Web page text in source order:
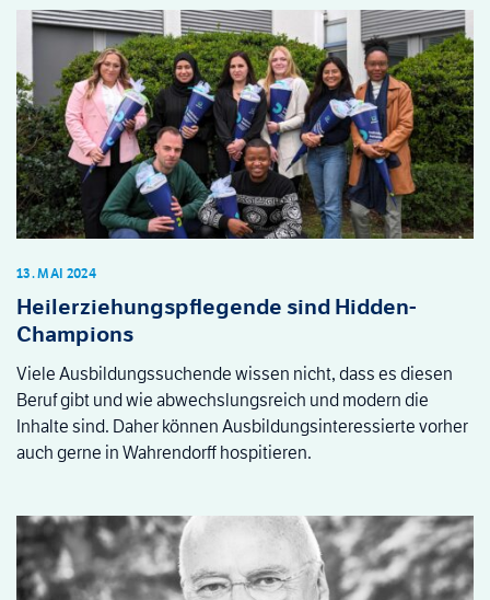
Heilerziehungspflegende sind Hidden-
Champions
13. MAI 2024
Viele Ausbildungssuchende wissen nicht, dass es diesen
Beruf gibt und wie abwechslungsreich und modern die
Inhalte sind. Daher können Ausbildungsinteressierte vorher
auch gerne in Wahrendorff hospitieren.